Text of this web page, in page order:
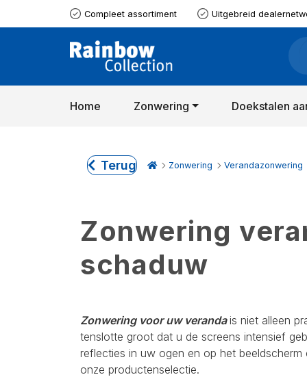
Compleet assortiment Uitgebreid
Home Zonwering Doekstalen
Terug Zonwering Verandazonwering
Zonwering
schaduw
Zonwering voor uw verandais niet alleen
tenslotte groot dat u de screens intensief
reflecties in uw ogen en op het
onze productenselectie.